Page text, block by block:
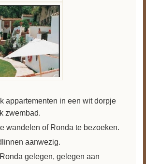
appartementen in een wit dorpje
zwembad.
wandelen of Ronda te bezoeken.
aanwezig.
gelegen, gelegen aan